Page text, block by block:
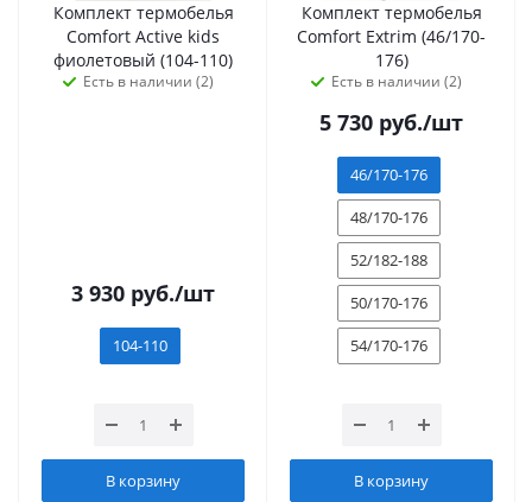
Комплект термобелья
Сomfort Active kids
фиолетовый (104-110)
Есть в наличии (2)
3 930 руб./шт
104-110
В корзину
Комплект термобелья
Сomfort Extrim (46/170-
176)
Есть в наличии (2)
5 730 руб./шт
46/170-176
48/170-176
52/182-188
50/170-176
54/170-176
В корзину